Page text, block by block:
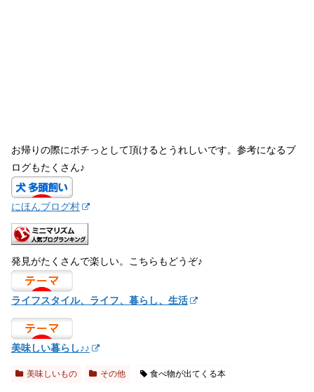
お帰りの際にポチっとして頂けるとうれしいです。参考になるブ
ログもたくさん♪
にほんブログ村
発見がたくさんで楽しい。こちらもどうぞ♪
ライフスタイル、ライフ、暮らし、生活
美味しい暮らし♪♪
美味しいもの その他 食べ物が出てくる本